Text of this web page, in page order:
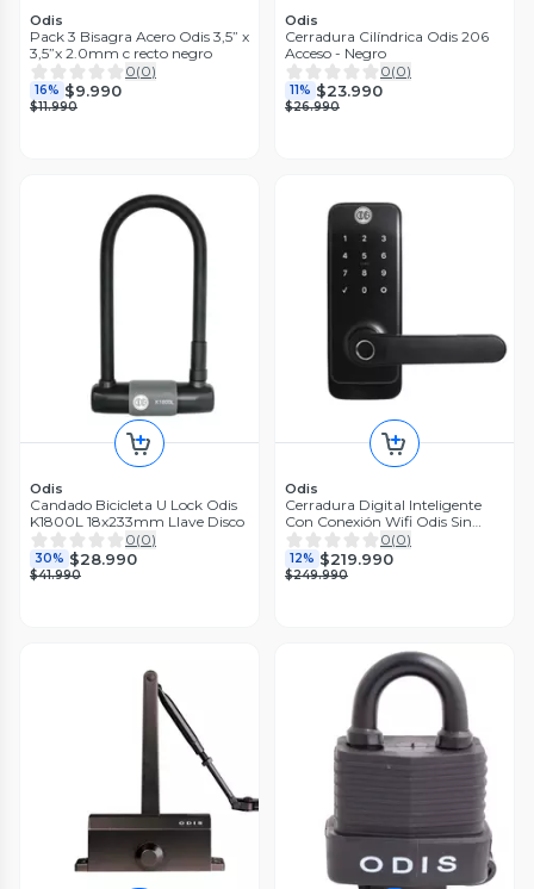
Odis
Pack 3 Bisagra Acero Odis 3,5” x
3,5”x 2.0mm c recto negro
0(0)
16% $9.990
$11.990
Odis
Cerradura Cilíndrica Odis 206
Acceso - Negro
0(0)
11% $23.990
$26.990
Odis
Candado Bicicleta U Lock Odis
K1800L 18x233mm Llave Disco
0(0)
30% $28.990
$41.990
Odis
Cerradura Digital Inteligente
Con Conexión Wifi Odis Sin
Hub
0(0)
12% $219.990
$249.990